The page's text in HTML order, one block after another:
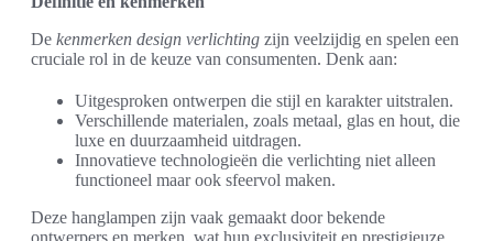
De kenmerken design verlichting zijn veelzijdig en spelen een
cruciale rol in de keuze van consumenten. Denk aan:
Uitgesproken ontwerpen die stijl en karakter uitstralen.
Verschillende materialen, zoals metaal, glas en hout, die
luxe en duurzaamheid uitdragen.
Innovatieve technologieën die verlichting niet alleen
functioneel maar ook sfeervol maken.
Deze hanglampen zijn vaak gemaakt door bekende